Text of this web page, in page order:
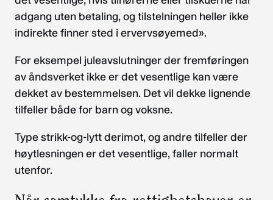
adgang uten betaling, og tilstelningen heller ikke
indirekte finner sted i ervervsøyemed».
For eksempel juleavslutninger der fremføringen
av åndsverket ikke er det vesentlige kan være
dekket av bestemmelsen. Det vil dekke lignende
tilfeller både for barn og voksne.
Type strikk-og-lytt derimot, og andre tilfeller der
høytlesningen er det vesentlige, faller normalt
utenfor.